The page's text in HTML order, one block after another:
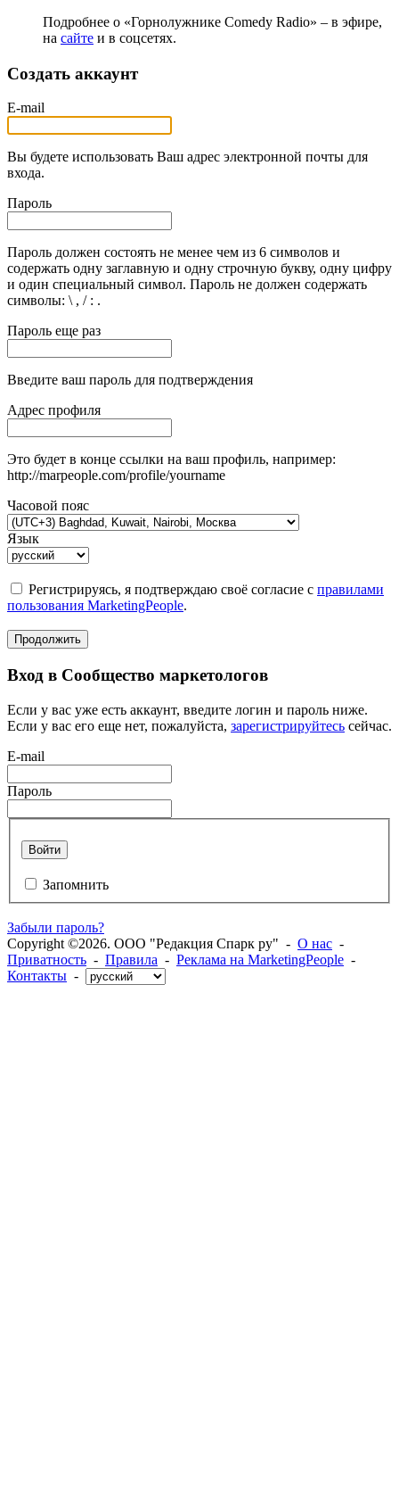
Подробнее о «Горнолужнике Comedy Radio» – в эфире,
на сайте и в соцсетях.
Создать аккаунт
E-mail
Вы будете использовать Ваш адрес электронной почты для
входа.
Пароль
Пароль должен состоять не менее чем из 6 символов и
содержать одну заглавную и одну строчную букву, одну цифру
и один специальный символ. Пароль не должен содержать
символы: \ , / : .
Пароль еще раз
Введите ваш пароль для подтверждения
Адрес профиля
Это будет в конце ссылки на ваш профиль, например:
http://marpeople.com/profile/yourname
Часовой пояс
Язык
Регистрируясь, я подтверждаю своё согласие с правилами
пользования MarketingPeople.
Продолжить
Вход в Сообщество маркетологов
Если у вас уже есть аккаунт, введите логин и пароль ниже.
Если у вас его еще нет, пожалуйста, зарегистрируйтесь сейчас.
E-mail
Пароль
Войти
Запомнить
Забыли пароль?
Copyright ©2026. ООО "Редакция Спарк ру" - О нас -
Приватность - Правила - Реклама на MarketingPeople -
Контакты -